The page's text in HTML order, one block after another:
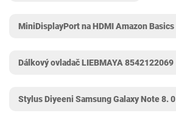
MiniDisplayPort na HDMI Amazon Basics ‎
Dálkový ovladač LIEBMAYA 8542122069
Stylus Diyeeni Samsung Galaxy Note 8. 0